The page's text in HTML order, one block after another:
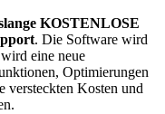
KOSTENLOSE
. Die Software wird
eine neue
Optimierungen
versteckten Kosten und